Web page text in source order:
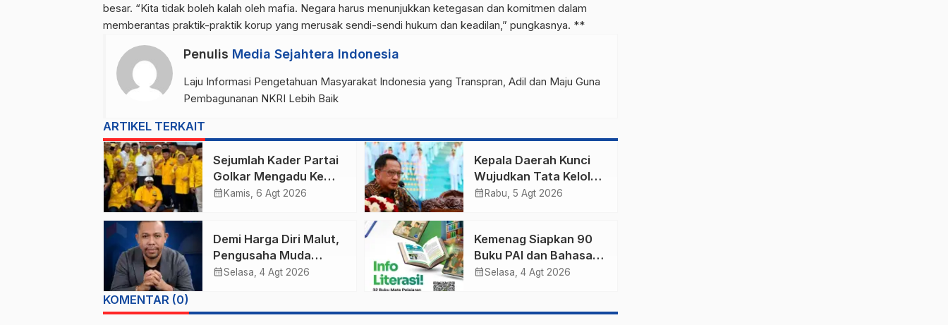
besar. “Kita tidak boleh kalah oleh mafia. Negara harus menunjukkan ketegasan dan komitmen dalam
memberantas praktik-praktik korup yang merusak sendi-sendi hukum dan keadilan,” pungkasnya. **
Penulis Media Sejahtera Indonesia
Laju Informasi Pengetahuan Masyarakat Indonesia yang Transpran, Adil dan Maju Guna
Pembagunanan NKRI Lebih Baik
ARTIKEL TERKAIT
Sejumlah Kader Partai
Golkar Mengadu Ke
Mahkamah Partai
calendar_month Kamis, 6 Agt 2026
Kepala Daerah Kunci
Wujudkan Tata Kelola
Pemerintahan yang
calendar_month Rabu, 5 Agt 2026
Demi Harga Diri Malut,
Pengusaha Muda
Muliansyah
calendar_monthSelasa, 4 Agt 2026
Kemenag Siapkan 90
Buku PAI dan Bahasa
Arab MI sampai MA,
calendar_monthSelasa, 4 Agt 2026
KOMENTAR (0)